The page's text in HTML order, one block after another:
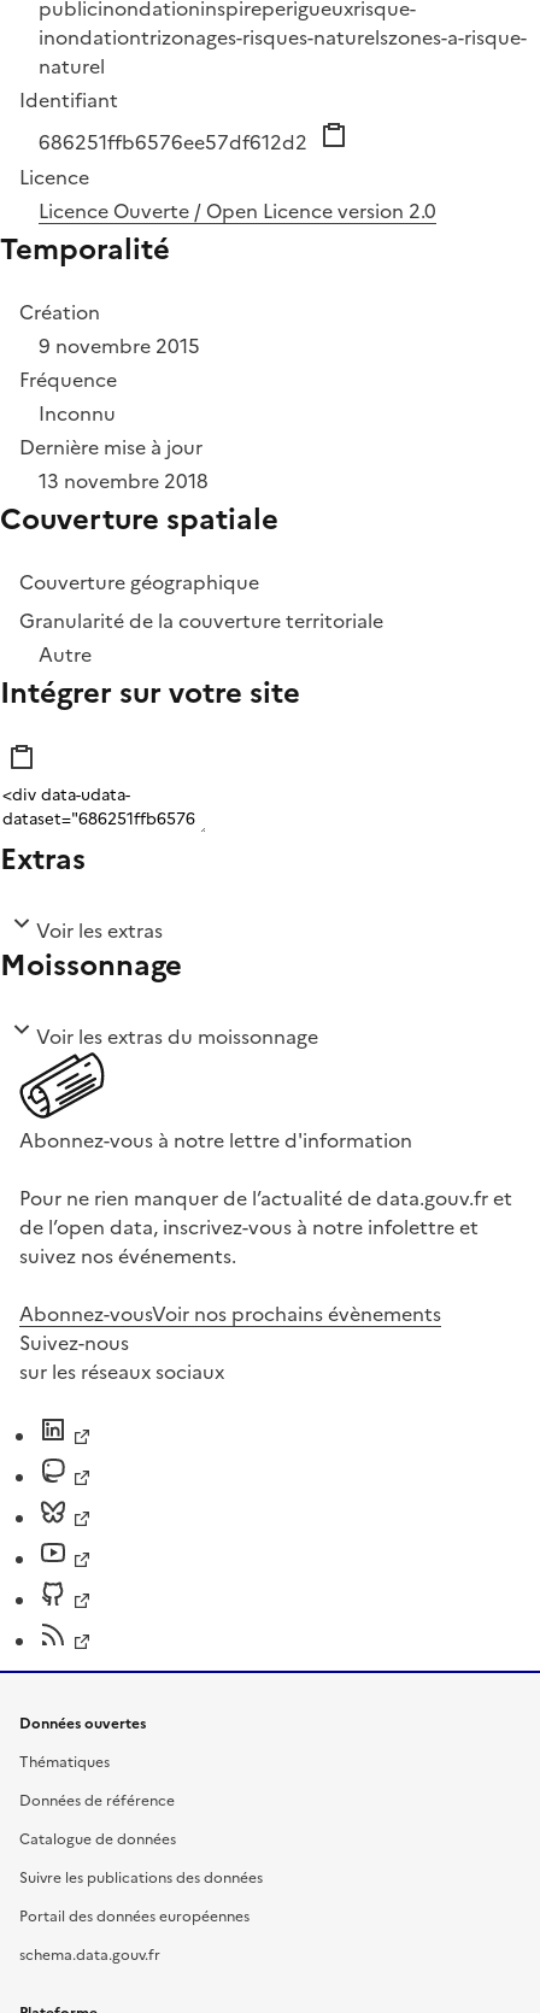
publicinondationinspireperigueuxrisque-
inondationtrizonages-risques-naturelszones-a-risque-
naturel
Identifiant
686251ffb6576ee57df612d2
Licence
Licence Ouverte / Open Licence version 2.0
Temporalité
Création
9 novembre 2015
Fréquence
Inconnu
Dernière mise à jour
13 novembre 2018
Couverture spatiale
Couverture géographique
Granularité de la couverture territoriale
Autre
Intégrer sur votre site
Extras
Voir les extras
Moissonnage
Voir les extras du moissonnage
Abonnez-vous à notre lettre d'information
Pour ne rien manquer de l’actualité de data.gouv.fr et
de l’open data, inscrivez-vous à notre infolettre et
suivez nos événements.
Abonnez-vousVoir nos prochains évènements
Suivez-nous
sur les réseaux sociaux
Données ouvertes
Thématiques
Données de référence
Catalogue de données
Suivre les publications des données
Portail des données européennes
schema.data.gouv.fr